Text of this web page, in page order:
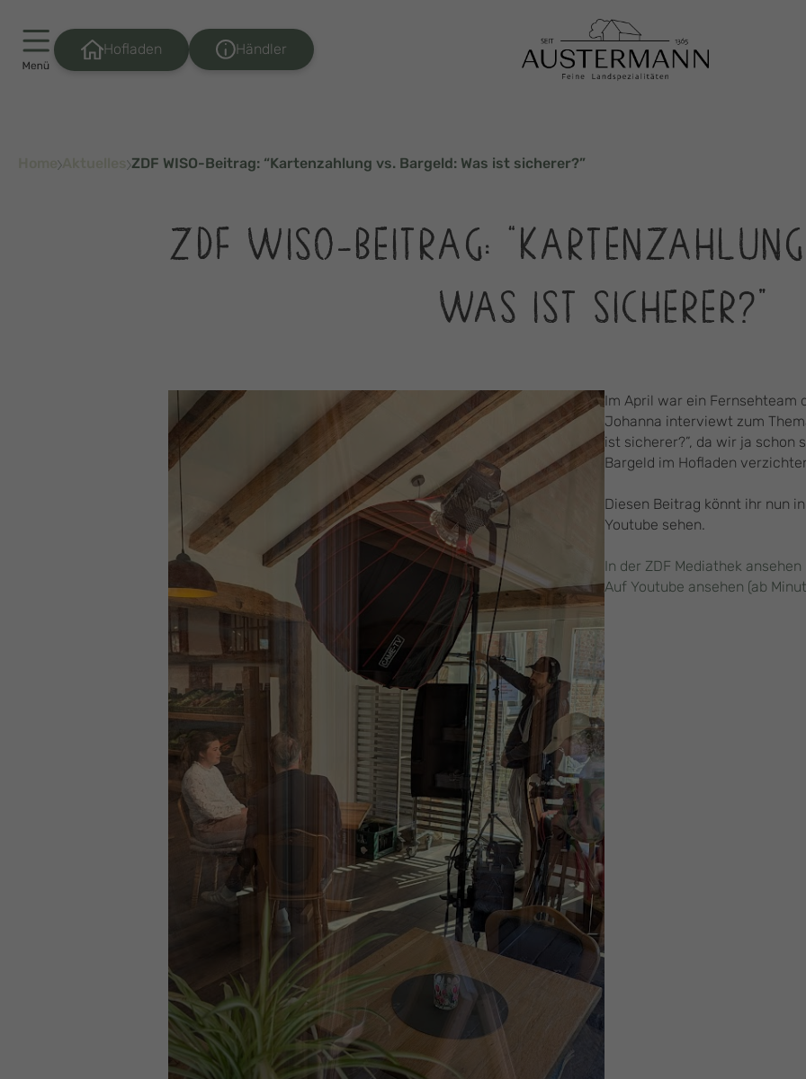
Hofladen Händler
ZDF WISO-Beitrag: “Kartenzahlung vs. Bargeld: Was ist sicherer?”
ZDF WISO-BEITRAG:
WAS IST SICHERER?”
Im April war ein Fernsehteam
Johanna interviewt zum
ist sicherer?”, da wir ja
Bargeld im Hofladen
Diesen Beitrag könnt ihr nun
Youtube sehen.
In der ZDF Mediathek ansehen
Auf Youtube ansehen (ab